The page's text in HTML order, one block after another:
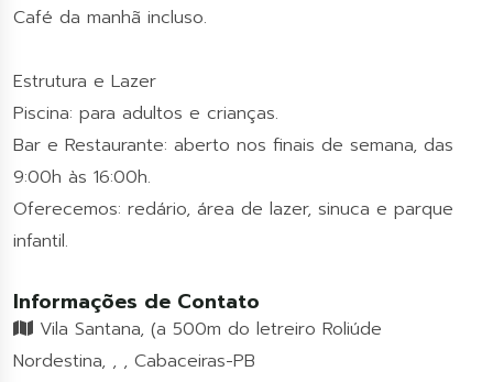
Café da manhã incluso.
Estrutura e Lazer
Piscina: para adultos e crianças.
Bar e Restaurante: aberto nos finais de semana, das
9:00h às 16:00h.
Oferecemos: redário, área de lazer, sinuca e parque
infantil.
Informações de Contato
Vila Santana, (a 500m do letreiro Roliúde
Nordestina, , , Cabaceiras-PB